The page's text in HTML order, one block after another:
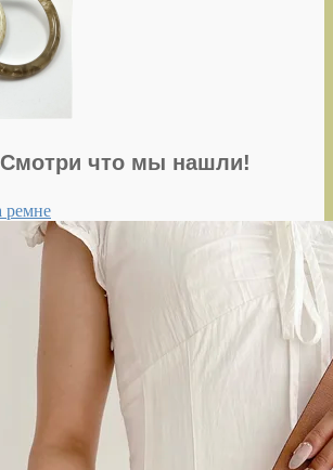
что мы нашли!
ремне